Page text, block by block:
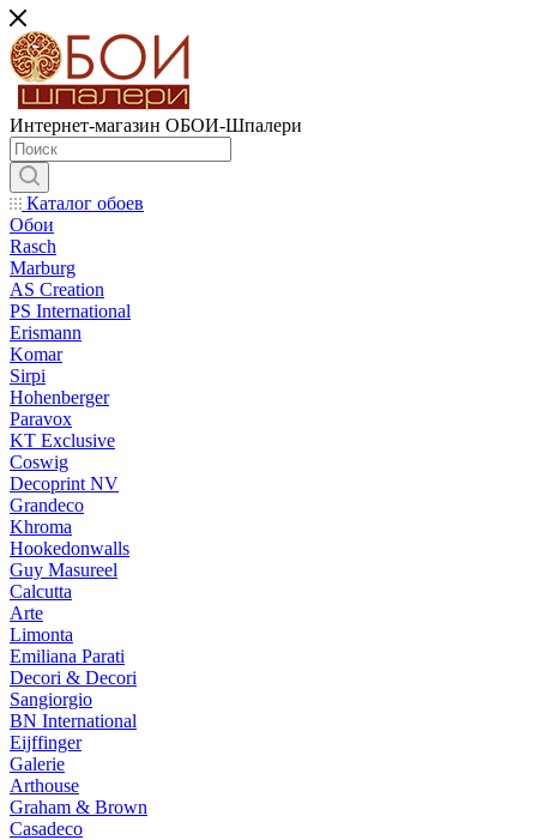
Интернет-магазин ОБОИ-Шпалери
Каталог обоев
Обои
Rasch
Marburg
AS Creation
PS International
Erismann
Komar
Sirpi
Hohenberger
Paravox
KT Exclusive
Coswig
Decoprint NV
Grandeco
Khroma
Hookedonwalls
Guy Masureel
Calcutta
Arte
Limonta
Emiliana Parati
Decori & Decori
Sangiorgio
BN International
Eijffinger
Galerie
Arthouse
Graham & Brown
Casadeco